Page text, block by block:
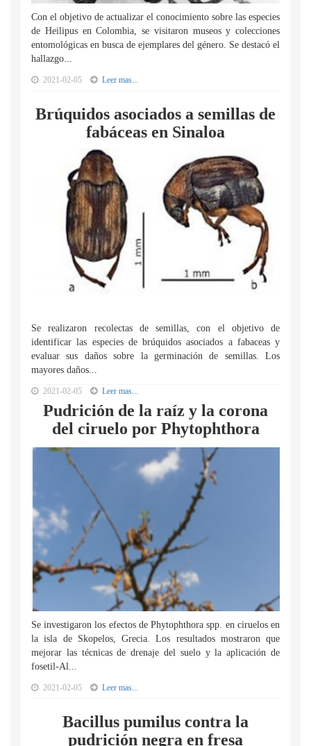
Con el objetivo de actualizar el conocimiento sobre las especies
de Heilipus en Colombia, se visitaron museos y colecciones
entomológicas en busca de ejemplares del género. Se destacó el
hallazgo...
2021-02-05 Leer mas...
Brúquidos asociados a semillas de
fabáceas en Sinaloa
Se realizaron recolectas de semillas, con el objetivo de
identificar las especies de brúquidos asociados a fabaceas y
evaluar sus daños sobre la germinación de semillas. Los
mayores daños...
2021-02-05 Leer mas...
Pudrición de la raíz y la corona
del ciruelo por Phytophthora
Se investigaron los efectos de Phytophthora spp. en ciruelos en
la isla de Skopelos, Grecia. Los resultados mostraron que
mejorar las técnicas de drenaje del suelo y la aplicación de
fosetil-Al...
2021-02-05 Leer mas...
Bacillus pumilus contra la
pudrición negra en fresa